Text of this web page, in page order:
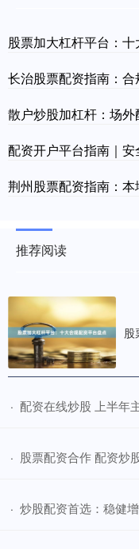
股票加大杠杆平台：
长治股票配资指南：
散户炒股加杠杆：场
配资开户平台指南｜
荆州股票配资指南：
推荐阅读
股
· 配资在线炒股 上半年
· 股票配资合作 配资炒
· 炒股配资首选：稳健